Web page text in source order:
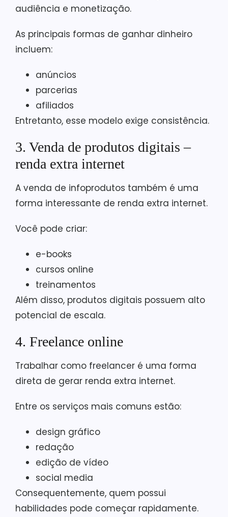
audiência e monetização.
As principais formas de ganhar dinheiro
incluem:
anúncios
parcerias
afiliados
Entretanto, esse modelo exige consistência.
3. Venda de produtos digitais –
renda extra internet
A venda de infoprodutos também é uma
forma interessante de renda extra internet.
Você pode criar:
e-books
cursos online
treinamentos
Além disso, produtos digitais possuem alto
potencial de escala.
4. Freelance online
Trabalhar como freelancer é uma forma
direta de gerar renda extra internet.
Entre os serviços mais comuns estão:
design gráfico
redação
edição de vídeo
social media
Consequentemente, quem possui
habilidades pode começar rapidamente.